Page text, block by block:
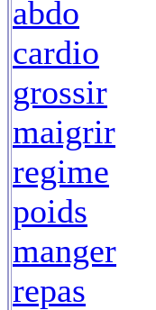
abdo
cardio
grossir
maigrir
regime
poids
manger
repas